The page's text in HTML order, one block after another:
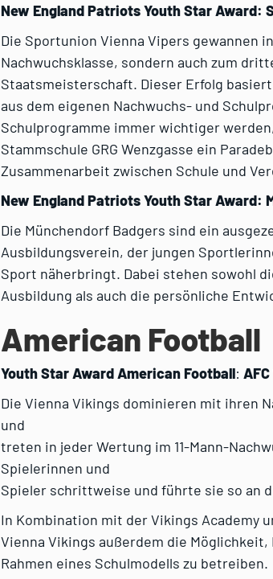
New England Patriots Youth Star Award:
Die Sportunion Vienna Vipers gewannen
Nachwuchsklasse, sondern auch zum
Staatsmeisterschaft. Dieser Erfolg
aus dem eigenen Nachwuchs- und
Schulprogramme immer wichtiger
Stammschule GRG Wenzgasse ein
Zusammenarbeit zwischen Schule und
New England Patriots Youth Star Award:
Die Münchendorf Badgers sind ein
Ausbildungsverein, der jungen
Sport näherbringt. Dabei stehen sowohl
Ausbildung als auch die persönliche
American Football
Youth Star Award American Football:
Die Vienna Vikings dominieren mit ihren
und
treten in jeder Wertung im 11-Mann-
Spielerinnen und
Spieler schrittweise und führte sie so an
In Kombination mit der Vikings Academy
Vienna Vikings außerdem die
Rahmen eines Schulmodells zu betreiben.